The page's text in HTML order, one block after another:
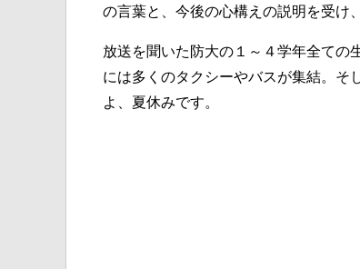
の言葉と、今後の心構えの説明を受け
放送を聞いた防大の１～４学年全ての
には多くのタクシーやバスが集結。そ
よ、夏休みです。